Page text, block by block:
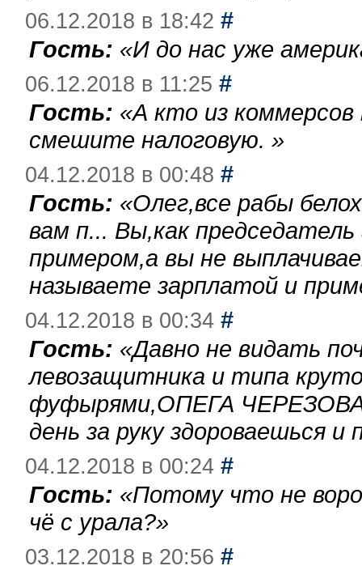
06.12.2018 в 18:42 #
Гость: «И до нас уже
06.12.2018 в 11:25 #
Гость: «А кто из
смешите налоговую. »
04.12.2018 в 00:48 #
Гость: «Олег,все рабы
вам п... Вы,как
примером,а вы не
называете зарплатой и
04.12.2018 в 00:34 #
Гость: «Давно не видать
левозащитника и типа
фуфырями,ОПЕГА
день за руку здороваешься
04.12.2018 в 00:24 #
Гость: «Потому что не
чё с урала?»
03.12.2018 в 20:56 #